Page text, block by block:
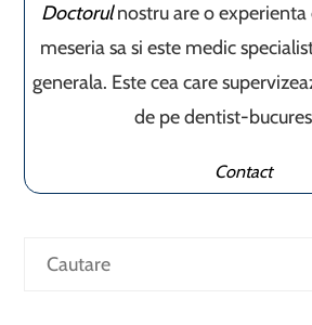
Doctorulnostru are o experienta
meseria sa si este medic
generala. Este cea care
de pe dentist-
Contact
Caută